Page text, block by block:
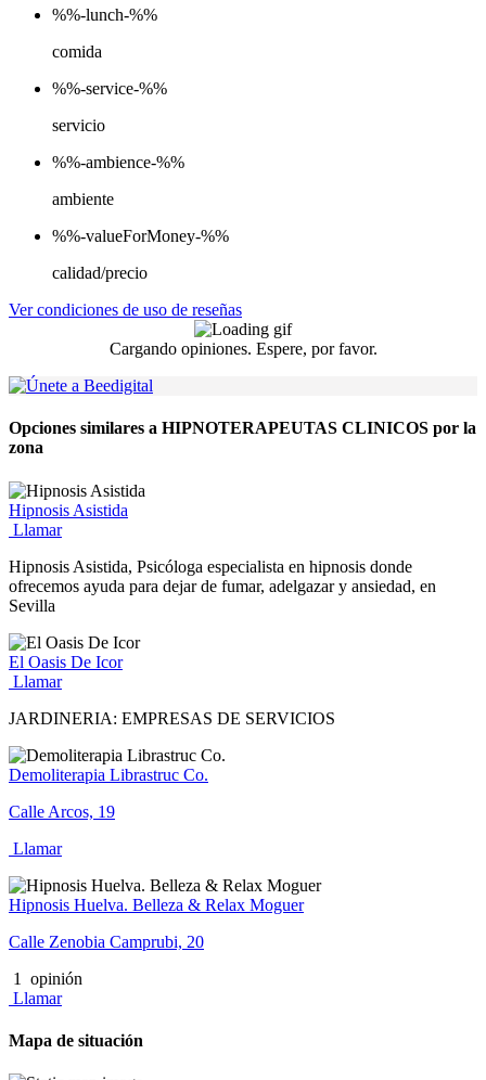
%%-lunch-%%
comida
%%-service-%%
servicio
%%-ambience-%%
ambiente
%%-valueForMoney-%%
calidad/precio
Ver condiciones de uso de reseñas
Cargando opiniones. Espere, por favor.
Opciones similares a HIPNOTERAPEUTAS CLINICOS por la
zona
Hipnosis Asistida
Llamar
Hipnosis Asistida, Psicóloga especialista en hipnosis donde
ofrecemos ayuda para dejar de fumar, adelgazar y ansiedad, en
Sevilla
El Oasis De Icor
Llamar
JARDINERIA: EMPRESAS DE SERVICIOS
Demoliterapia Librastruc Co.
Calle Arcos, 19
Llamar
Hipnosis Huelva. Belleza & Relax Moguer
Calle Zenobia Camprubi, 20
1
opinión
Llamar
Mapa de situación